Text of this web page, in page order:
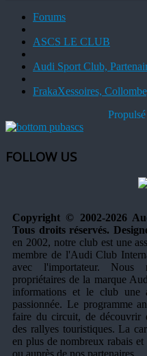
Forums
ASCS LE CLUB
Audi Sport Club,
FrakaXessoires,
FOLLOW US
Copyright © 2002-2026
Tous droits réservés.
en 2002, notre club est une
membre de l'Audi Club
avec l'importateur. Nous
propriétaires de la marque
informations et le club une
passionnée. Le programme
faire du circuit, de découvrir
des rallyes touristiques. La
en plus de nombreux rabais